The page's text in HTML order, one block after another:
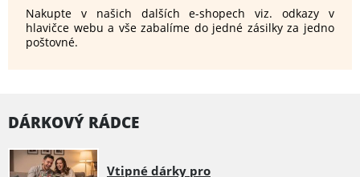
Nakupte v našich dalších e-shopech viz. odkazy v
hlavičce webu a vše zabalíme do jedné zásilky za jedno
poštovné.
DÁRKOVÝ RÁDCE
Vtipné dárky pro